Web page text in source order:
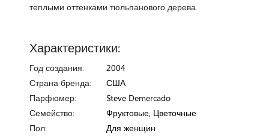
теплыми оттенками тюльпанового дерева.
Характеристики:
Год создания:
2004
Страна бренда:
США
Парфюмер:
Steve Demercado
Семейство:
Фруктовые, Цветочные
Пол:
Для женщин